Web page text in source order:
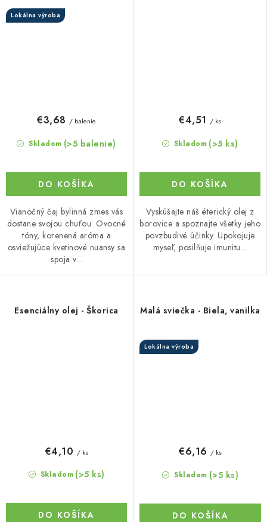
Lokálna výroba
Skladom (>5 balenie)
€3,68 / balenie
DO KOŠÍKA
Vianočný čaj bylinná zmes vás
dostane svojou chuťou. Ovocné
tóny, korenená aróma a
osviežujúce kvetinové nuansy sa
spoja v...
Skladom (>5 ks)
€4,51 / ks
DO KOŠÍKA
Vyskúšajte náš éterický olej z
borovice a spoznajte všetky jeho
povzbudivé účinky. Upokojuje
myseľ, posilňuje imunitu...
Esenciálny olej - Škorica
Skladom (>5 ks)
€4,10 / ks
DO KOŠÍKA
Malá sviečka - Biela, vanilka
Lokálna výroba
Skladom (>5 ks)
€6,16 / ks
DO KOŠÍKA